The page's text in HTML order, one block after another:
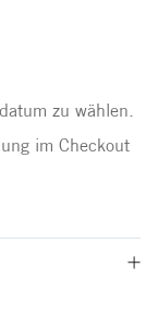
zu wählen.
im Checkout